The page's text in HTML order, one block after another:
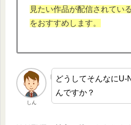
見たい作品が配信されてい
をおすすめします。
しん
どうしてそんなにU-
んですか？